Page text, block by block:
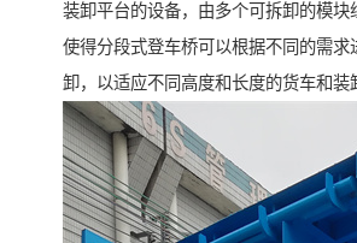
装卸平台的设备，由多个可拆卸的模块
使得分段式登车桥可以根据不同的需求
卸，以适应不同高度和长度的货车和装